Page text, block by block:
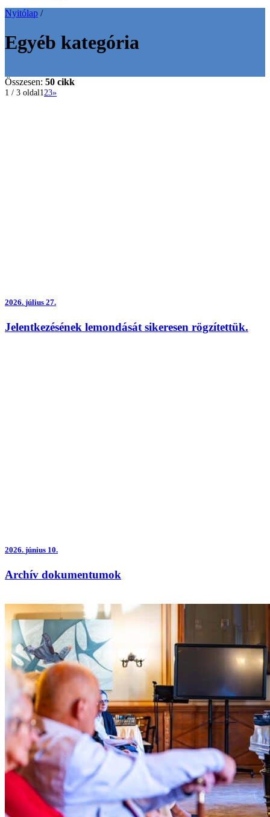
Nyitólap /
Egyéb kategória
Összesen: 50 cikk
1 / 3 oldal123»
2026. július 27.
Jelentkezésének lemondását sikeresen rögzítettük.
2026. június 10.
Archív dokumentumok